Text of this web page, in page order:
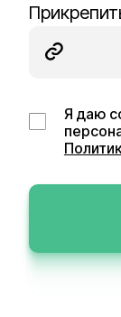
Я даю